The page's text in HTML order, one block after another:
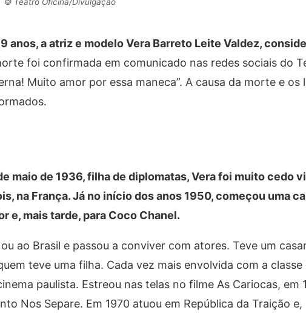
anos, a atriz e modelo Vera Barreto Leite Valdez,
foi confirmada em comunicado nas redes sociais do
Muito amor por essa maneca”. A causa da morte e os
maio de 1936, filha de diplomatas, Vera foi muito cedo
na França. Já no início dos anos 1950, começou uma
e, mais tarde, para Coco Chanel.
ao Brasil e passou a conviver com atores. Teve um
teve uma filha. Cada vez mais envolvida com a
paulista. Estreou nas telas no filme As Cariocas, em
Nos Separe. Em 1970 atuou em República da Traição e,